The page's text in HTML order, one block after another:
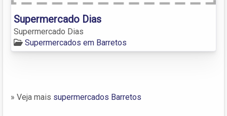
Supermercado Dias
Supermercado Dias
Supermercados em Barretos
» Veja mais supermercados Barretos